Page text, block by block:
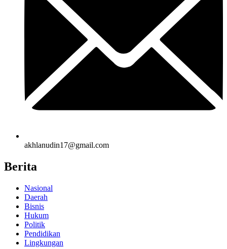
akhlanudin17@gmail.com
Berita
Nasional
Daerah
Bisnis
Hukum
Politik
Pendidikan
Lingkungan